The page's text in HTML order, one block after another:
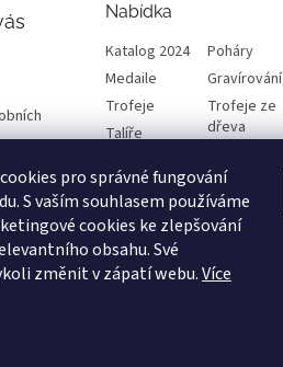
pro správné fungování
S vaším souhlasem používáme
cookies ke zlepšování
obsahu. Své
změnit v zápatí webu.Více
Nabídka
Katalog 2024
Poháry
Medaile
Gravírování
Trofeje
Trofeje ze
dřeva
Talíře
Emblémy
Výprodej
cookies